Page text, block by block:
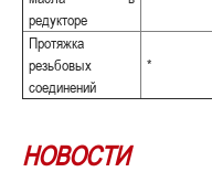
редукторе
Протяжка
резьбовых
соединений
*
НОВОСТИ